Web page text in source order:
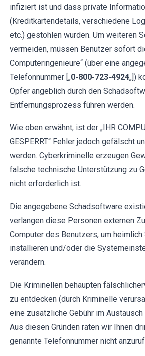
infiziert ist und dass private
(Kreditkartendetails, verschiedene
etc.) gestohlen wurden. Um weiteren
vermeiden, müssen Benutzer sofort
Computeringenieure“ (über eine
Telefonnummer [„0-800-723-4924„])
Opfer angeblich durch den
Entfernungsprozess führen werden.
Wie oben erwähnt, ist der „IHR
GESPERRT“ Fehler jedoch gefälscht
werden. Cyberkriminelle erzeugen
falsche technische Unterstützung zu
nicht erforderlich ist.
Die angegebene Schadsoftware
verlangen diese Personen externen
Computer des Benutzers, um
installieren und/oder die
verändern.
Die Kriminellen behaupten
zu entdecken (durch Kriminelle
eine zusätzliche Gebühr im
Aus diesen Gründen raten wir Ihnen
genannte Telefonnummer nicht